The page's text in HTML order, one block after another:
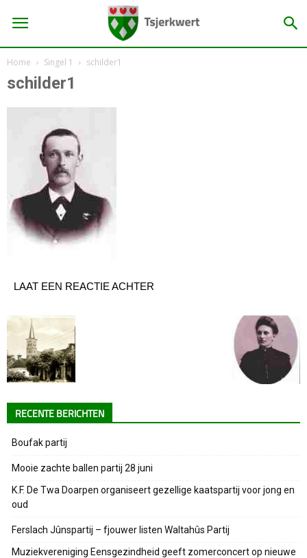
Home Singel 1 schilder1
schilder1
LAAT EEN REACTIE ACHTER
RECENTE BERICHTEN
Boufak partij
Mooie zachte ballen partij 28 juni
K.F. De Twa Doarpen organiseert gezellige kaatspartij voor jong en
oud
Ferslach Jûnspartij – fjouwer listen Waltahûs Partij
Muziekvereniging Eensgezindheid geeft zomerconcert op nieuwe